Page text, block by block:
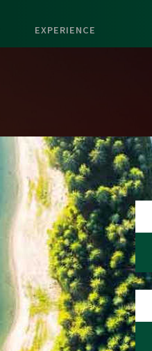
EXPERIENCE
2023